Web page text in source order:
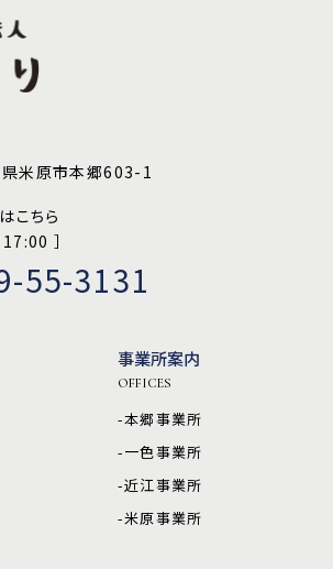
米原市本郷603-1
こちら
］
55-3131
事業所案内
OFFICES
-本郷事業所
-一色事業所
-近江事業所
-米原事業所